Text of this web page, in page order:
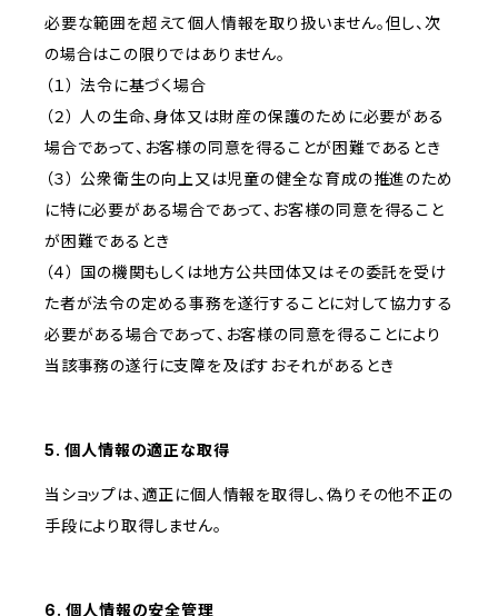
必要な範囲を超えて個人情報を取り扱いません。但し、次
の場合はこの限りではありません。
（１） 法令に基づく場合
（２） 人の生命、身体又は財産の保護のために必要がある
場合であって、お客様の同意を得ることが困難であるとき
（３） 公衆衛生の向上又は児童の健全な育成の推進のため
に特に必要がある場合であって、お客様の同意を得ること
が困難であるとき
（４） 国の機関もしくは地方公共団体又はその委託を受け
た者が法令の定める事務を遂行することに対して協力する
必要がある場合であって、お客様の同意を得ることにより
当該事務の遂行に支障を及ぼすおそれがあるとき
5. 個人情報の適正な取得
当ショップは、適正に個人情報を取得し、偽りその他不正の
手段により取得しません。
6. 個人情報の安全管理